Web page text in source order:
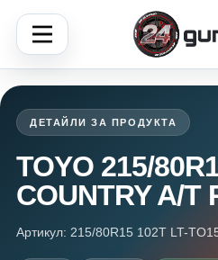
ДЕТАЙЛИ ЗА ПРОДУКТА
TOYO 215/
COUNTRY A/T
Артикул: 215/80R15 102T LT-